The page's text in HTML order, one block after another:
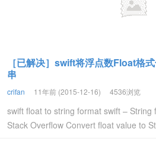
［已解决］swift将浮点数Float格
串
crifan 11年前 (2015-12-16) 4536浏览
swift float to string format swift –
Stack Overflow Convert float value to